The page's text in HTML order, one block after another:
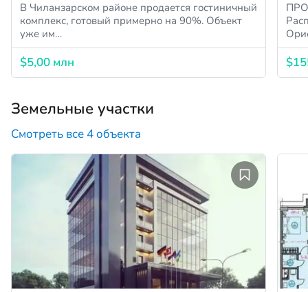
В Чиланзарском районе продается гостиничный
комплекс, готовый примерно на 90%. Объект
уже им…
$5,00 млн
Земельные участки
Смотреть все 4 объекта